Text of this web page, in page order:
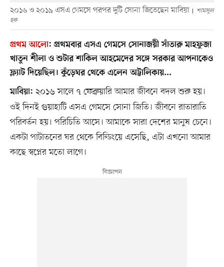
২০১৬ ও ২০১৯ এসএ গেমসে পরপর দুটি সোনা জিতেছেন মাবিয়া
শামসুল
হক
প্রথম আলো: প্রথমবার এসএ গেমসে সোনাজয়ী সাঁতারু মাহফুজা
খাতুন শীলা ও শুটার শাকিল আহমেদের সঙ্গে সরকার আপনাকেও
ফ্ল্যাট দিয়েছিল। কুঁড়েঘর থেকে এলেন অট্টালিকায়...
মাবিয়া: ২০১৬ সালে ৭ ফেব্রুয়ারি আমার জীবনে বদল শুরু হয়।
ওই দিনই গুয়াহাটি এসএ গেমসে সোনা জিতি। জীবনে রাতারাতি
পরিবর্তন হয়। পরিচিতি আসে। আমাকে সারা দেশের মানুষ চেনে।
একটা পাটাতনের ঘর থেকে বিল্ডিংয়ে এসেছি, এটা এখনো আমার
কাছে স্বপ্নের মতো লাগে।